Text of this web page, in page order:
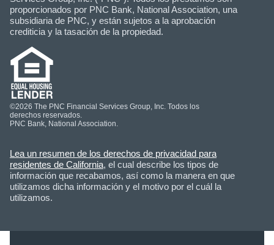
proporcionados por PNC Bank, National Association, una
subsidiaria de PNC, y están sujetos a la aprobación
crediticia y la tasación de la propiedad.
©2026 The PNC Financial Services Group, Inc. Todos los
derechos reservados.
PNC Bank, National Association.
Lea un resumen de los derechos de privacidad para
residentes de California, el cual describe los tipos de
información que recabamos, así como la manera en que
utilizamos dicha información y el motivo por el cuál la
utilizamos.